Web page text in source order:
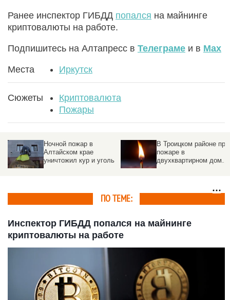
Ранее инспектор ГИБДД попался на майнинге
криптовалюты на работе.
Подпишитесь на Алтапресс в Телеграме и в Max
Места Иркутск
Сюжеты
Криптовалюта
Пожары
Водители
использовали КамАЗ
для мощного майнинга
криптовалюты
Случилось крупнейшее
падение криптовалюты
в истории. Причины
ПО ТЕМЕ:
Инспектор ГИБДД попался на майнинге
криптовалюты на работе